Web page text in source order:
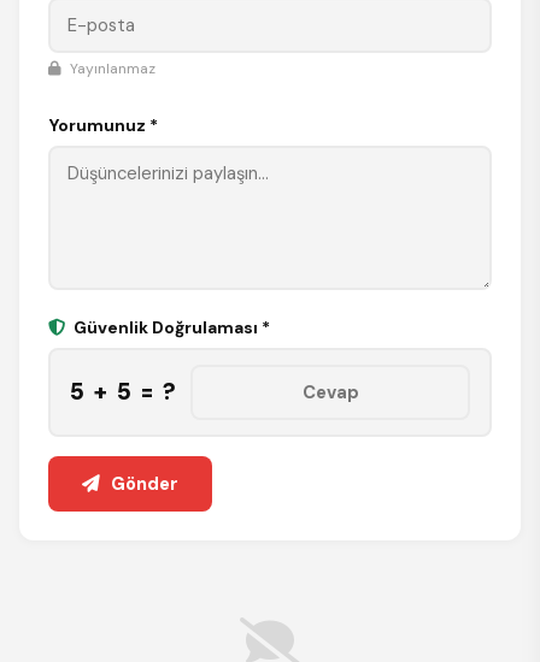
Yayınlanmaz
Yorumunuz *
Güvenlik Doğrulaması *
5 + 5 = ?
Gönder